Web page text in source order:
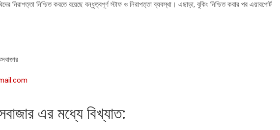
নিরাপত্তা নিশ্চিত করতে রয়েছে বন্ধুত্বপূর্ণ স্টাফ ও নিরাপত্তা ব্যবস্থা। এছাড়া, বুকিং নিশ্চিত করার পর এয়ারপোর্ট
এর মধ্যে বিখ্যাত: